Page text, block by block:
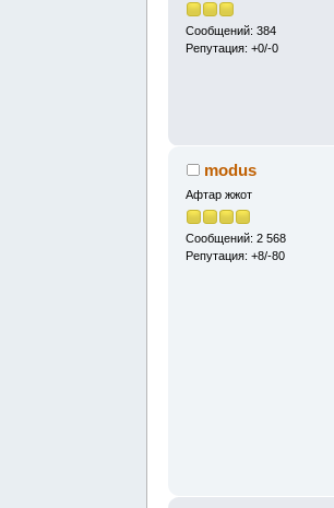
Сообщений: 384
Репутация: +0/-0
modus
Афтар жжот
Сообщений: 2 568
Репутация: +8/-80